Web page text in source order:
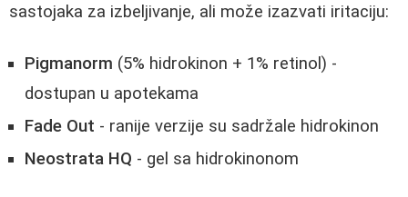
sastojaka za izbeljivanje, ali može izazvati iritaciju:
Pigmanorm (5% hidrokinon + 1% retinol) -
dostupan u apotekama
Fade Out - ranije verzije su sadržale hidrokinon
Neostrata HQ - gel sa hidrokinonom